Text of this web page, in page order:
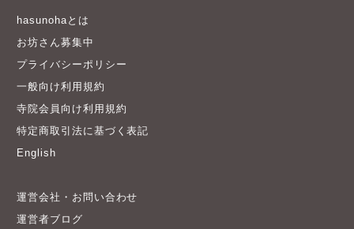
hasunohaとは
お坊さん募集中
プライバシーポリシー
一般向け利用規約
寺院会員向け利用規約
特定商取引法に基づく表記
English
運営会社・お問い合わせ
運営者ブログ